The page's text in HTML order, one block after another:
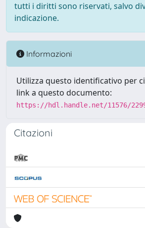
tutti i diritti sono riservati, salvo
indicazione.
Informazioni
Utilizza questo identificativo per
link a questo documento:
https://hdl.handle.net/11576/
Citazioni